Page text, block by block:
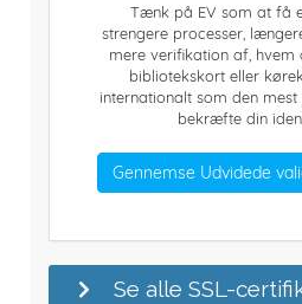
Tænk på EV som at få
strengere processer,
mere verifikation af, hvem
bibliotekskort eller
internationalt som den
bekræfte din
Gennemse Udvidede
Se alle SSL-